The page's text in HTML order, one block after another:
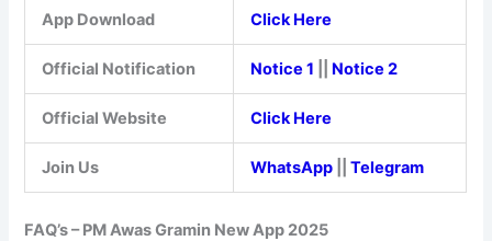
App Download Click Here
Official Notification Notice 1 Notice 2
Official Website Click Here
Join Us WhatsApp ||Telegram
FAQ’s – PM Awas Gramin New App 2025